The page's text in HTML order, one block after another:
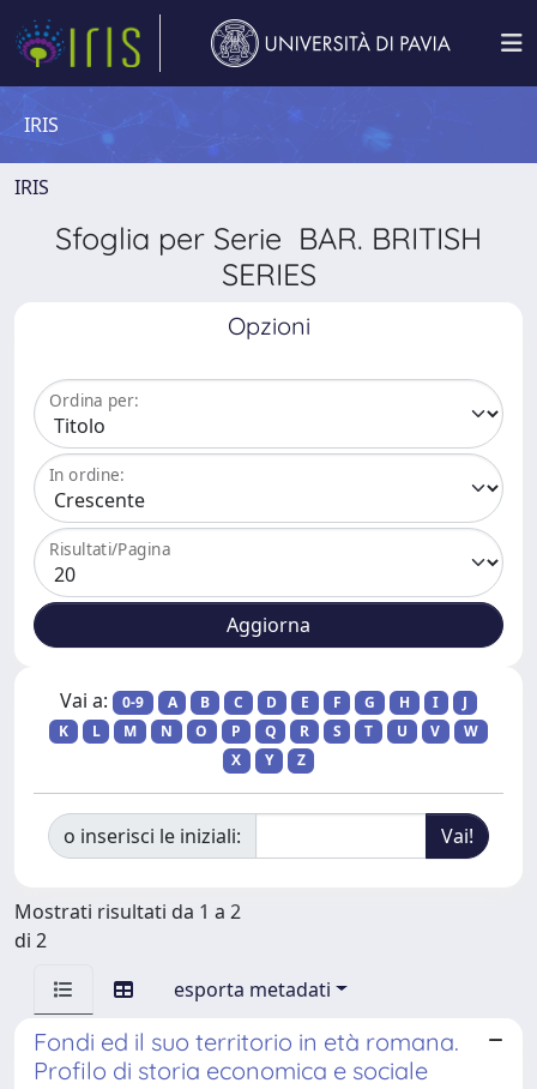
IRIS
IRIS
Sfoglia per Serie BAR. BRITISH
SERIES
Opzioni
Ordina per:
In ordine:
Risultati/Pagina
Vai a: 0-9 A B C D E F G H I
J
K
L M N O P Q R S T U V
W
X
Y Z
o inserisci le iniziali:
Mostrati risultati da 1 a 2
di 2
esporta metadati
Fondi ed il suo territorio in età romana.
Profilo di storia economica e sociale